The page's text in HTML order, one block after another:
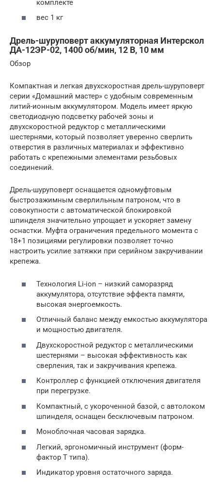
комплекте
вес 1 кг
Дрель-шуруповерт аккумуляторная Интерскол
ДА-12ЭР-02, 1400 об/мин, 12 В, 10 мм
Обзор
Компактная и легкая двухскоростная дрель-шуруповерт
серии «Домашний мастер» с удобным современным
литий-ионным аккумулятором. Модель имеет яркую
светодиодную подсветку рабочей зоны и
двухскоростной редуктор с металлическими
шестернями, который позволяет уверенно сверлить
отверстия в различных материалах и эффективно
работать с крепежными элементами резьбовых
соединений.
Дрель-шуруповерт оснащается одномуфтовым
быстрозажимным сверлильным патроном, что в
совокупности с автоматической блокировкой
шпинделя значительно упрощает и ускоряет замену
оснастки. Муфта ограничения предельного момента с
18+1 позициями регулировки позволяет точно
настроить усилие затяжки при серийном закручивании
крепежа.
Технология Li-ion – низкий саморазряд
аккумулятора, отсутствие эффекта памяти,
высокая энергоемкость.
Отличный баланс между емкостью аккумулятора
и мощностью двигателя.
Двухскоростной редуктор с металлическими
шестернями – высокая эффективность как
сверления, так и закручивания крепежа.
Контроллер с функцией отключения двигателя
при перегрузке.
Компактный, с укороченной базой, с автолоком
шпинделя, оснащен бесключевым патроном.
Моноблочная часовая зарядка.
Легкий, эргономичный инструмент (форм-
фактор Т типа).
Индикатор уровня остаточного заряда.